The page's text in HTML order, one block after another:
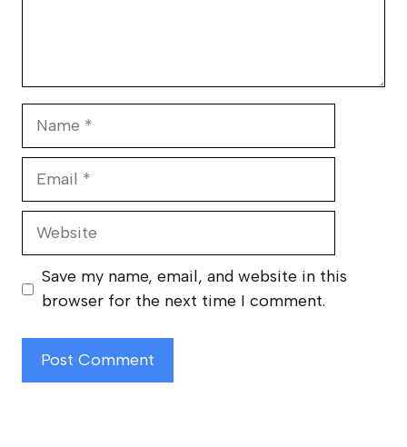
Website
Save my name, email, and website in this
browser for the next time I comment.